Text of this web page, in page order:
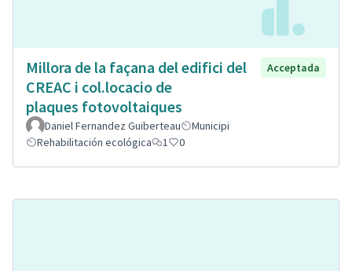
Millora de la façana del edifici del
CREAC i col.locacio de
plaques fotovoltaiques
Acceptada
Daniel Fernandez Guiberteau
Municipi
Rehabilitación ecológica
1 0